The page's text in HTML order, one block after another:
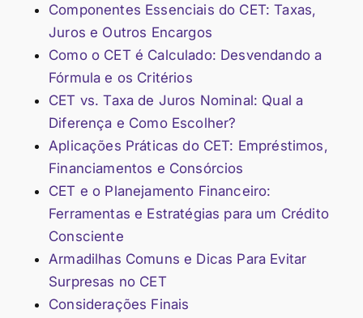
Componentes Essenciais do CET: Taxas,
Juros e Outros Encargos
Como o CET é Calculado: Desvendando a
Fórmula e os Critérios
CET vs. Taxa de Juros Nominal: Qual a
Diferença e Como Escolher?
Aplicações Práticas do CET: Empréstimos,
Financiamentos e Consórcios
CET e o Planejamento Financeiro:
Ferramentas e Estratégias para um Crédito
Consciente
Armadilhas Comuns e Dicas Para Evitar
Surpresas no CET
Considerações Finais